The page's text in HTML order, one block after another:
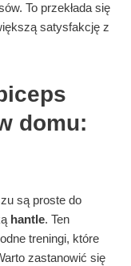
To przekłada się
satysfakcję z
domu:
są proste do
hantle. Ten
treningi, które
zastanowić się